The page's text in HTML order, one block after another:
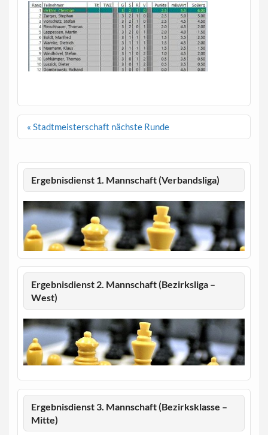
Beitragsnavigation
« Stadtmeisterschaft nächste Runde
Ergebnisdienst 1. Mannschaft (Verbandsliga)
Ergebnisdienst 2. Mannschaft (Bezirksliga –
West)
Ergebnisdienst 3. Mannschaft (Bezirksklasse –
Mitte)